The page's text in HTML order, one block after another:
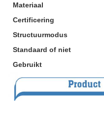
Materiaal
Certificering
Structuurmodus
Standaard of niet
Gebruikt